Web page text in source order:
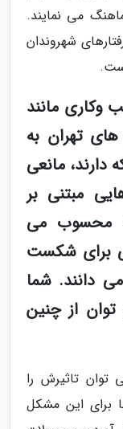
می نمایند.
شهروندان
مانند
های تهران به
مانعی
مبتنی بر
محسوب می
برای شکست
دانند. شما
از چنین
توان تاثیرش را
برای این مشکل